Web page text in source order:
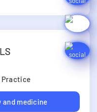
Practice
medicine